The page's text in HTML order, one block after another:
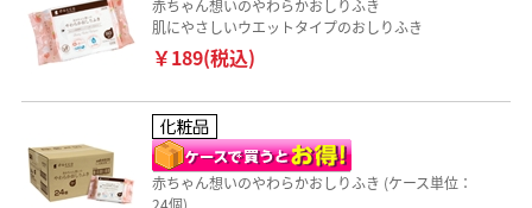
赤ちゃん想いのやわらかおしりふき
肌にやさしいウエットタイプのおしりふき
￥189(税込)
赤ちゃん想いのやわらかおしりふき (ケース単位：
24個)